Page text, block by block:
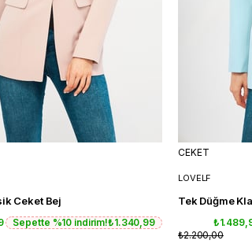
Ceket Bej
Sepette %10 indirim!₺1.340,99
CEKET
LOVELF
Tek Düğme
₺2.200,00